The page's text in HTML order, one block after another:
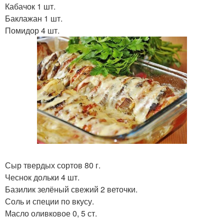
Кабачок 1 шт.
Баклажан 1 шт.
Помидор 4 шт.
Сыр твердых сортов 80 г.
Чеснок дольки 4 шт.
Базилик зелёный свежий 2 веточки.
Соль и специи по вкусу.
Масло оливковое 0, 5 ст.